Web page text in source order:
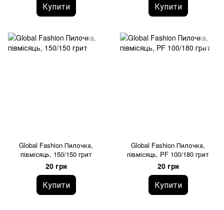
Купити Купити
Global Fashion Пилочка,
півмісяць, 150/150 грит
20 грн
Купити
Global Fashion Пилочка,
півмісяць, PF 100/180 грит
20 грн
Купити